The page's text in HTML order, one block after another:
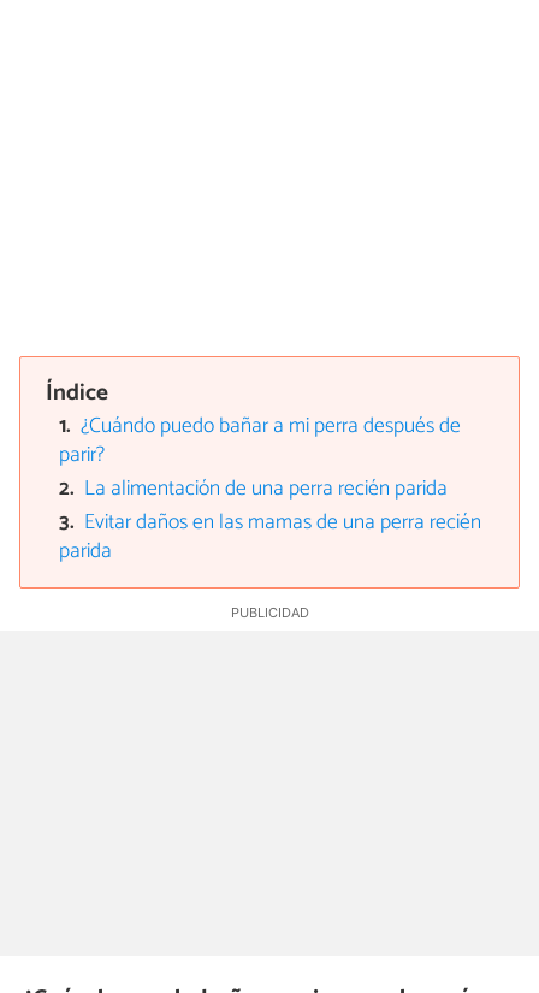
Índice
¿Cuándo puedo bañar a mi perra después de
parir?
La alimentación de una perra recién parida
Evitar daños en las mamas de una perra recién
parida